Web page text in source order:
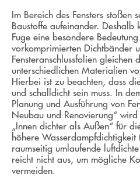
Im Bereich des Fensters stoßen
Baustoffe aufeinander.
Fuge eine besondere
vorkomprimierten Dichtbänder
Fensteranschlussfolien gleichen
unterschiedlichen Materialien
Hierbei ist zu beachten, dass
und schalldicht sein muss. In
Planung und Ausführung von
Neubau und Renovierung“
„Innen dichter als Außen“ für
höhere
raumseitig umlaufende
reicht nicht aus, um mögliche
vermeiden.